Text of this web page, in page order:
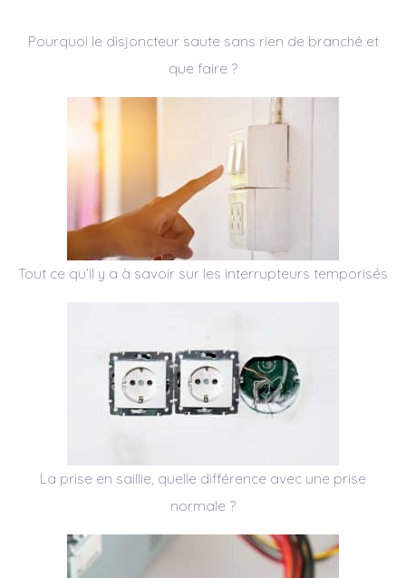
Pourquoi le disjoncteur saute sans rien de branché et
que faire ?
Tout ce qu’il y a à savoir sur les interrupteurs temporisés
La prise en saillie, quelle différence avec une prise
normale ?